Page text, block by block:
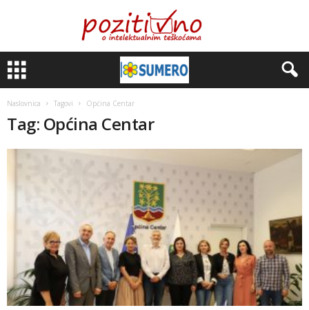
Naslovnica Tagovi Općina Centar
Tag: Općina Centar